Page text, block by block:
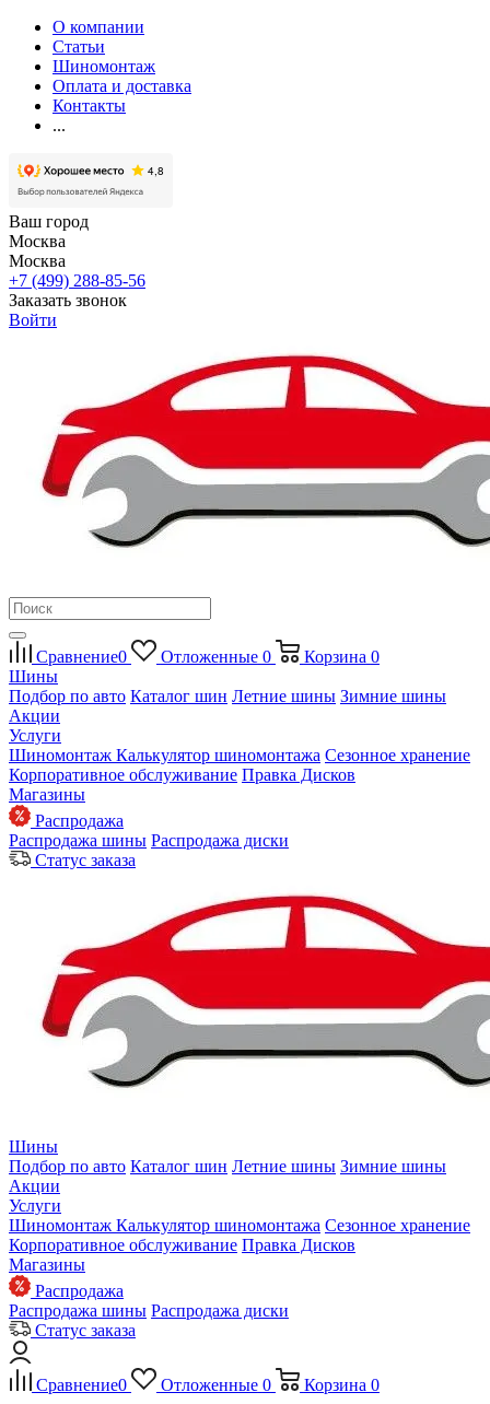
О компании
Статьи
Шиномонтаж
Оплата и доставка
Контакты
...
Ваш город
Москва
Москва
+7 (499) 288-85-56
Заказать звонок
Войти
Сравнение0 Отложенные 0 Корзина 0
Шины
Подбор по авто Каталог шин Летние шины Зимние шины
Акции
Услуги
Шиномонтаж Калькулятор шиномонтажа Сезонное хранение
Корпоративное обслуживание Правка Дисков
Магазины
Распродажа
Распродажа шины Распродажа диски
Статус заказа
Шины
Подбор по авто Каталог шин Летние шины Зимние шины
Акции
Услуги
Шиномонтаж Калькулятор шиномонтажа Сезонное хранение
Корпоративное обслуживание Правка Дисков
Магазины
Распродажа
Распродажа шины Распродажа диски
Статус заказа
Сравнение0 Отложенные 0 Корзина 0